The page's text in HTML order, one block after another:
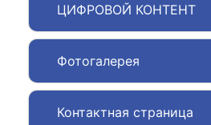
ЦИФРОВОЙ КОНТЕНТ
Фотогалерея
Контактная страница